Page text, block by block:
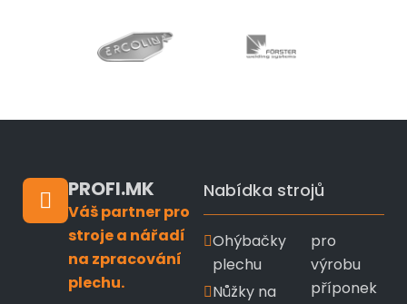
PROFI.MK
Váš partner pro
stroje a nářadí
na zpracování
plechu.
Nabídka strojů
Ohýbačky
plechu
Nůžky na
pro
výrobu
příponek